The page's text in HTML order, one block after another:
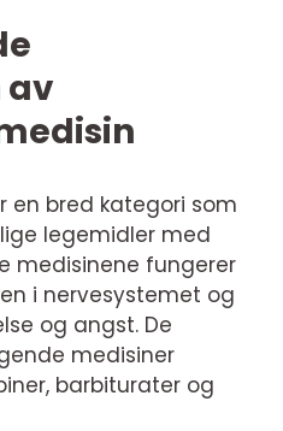
av
en bred kategori som
legemidler med
medisinene fungerer
i nervesystemet og
og angst. De
medisiner
barbiturater og